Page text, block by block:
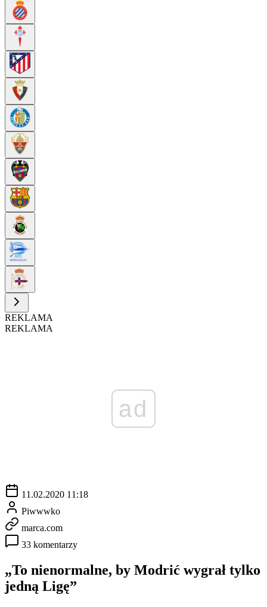
REKLAMA
REKLAMA
ad
11.02.2020 11:18
Piwwwko
marca.com
33 komentarzy
„To nienormalne, by Modrić wygrał tylko
jedną Ligę”